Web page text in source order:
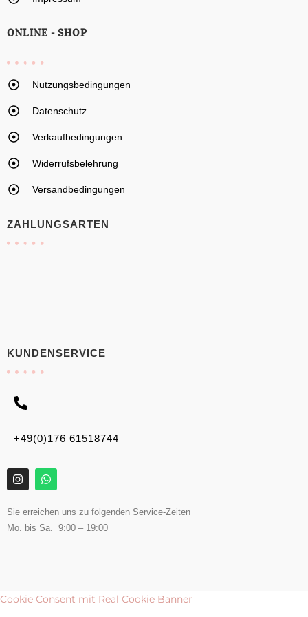
ONLINE - SHOP
Nutzungsbedingungen
Datenschutz
Verkaufbedingungen
Widerrufsbelehrung
Versandbedingungen
ZAHLUNGSARTEN
KUNDENSERVICE
+49(0)176 61518744
Sie erreichen uns zu folgenden Service-Zeiten
Mo. bis Sa. 9:00 – 19:00
Cookie Consent mit Real Cookie Banner